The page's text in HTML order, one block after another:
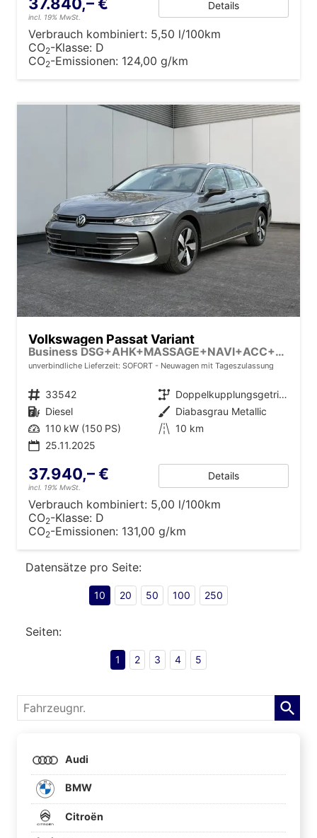
incl. 19% MwSt.
Details
Verbrauch kombiniert: 5,50 l/100km
CO2-Klasse: D
CO2-Emissionen: 124,00 g/km
Volkswagen Passat Variant
Business DSG+AHK+MASSAGE+NAVI+ACC+KAMERA+LED+17" ALU
unverbindliche Lieferzeit: SOFORT Neuwagen mit Tageszulassung
Fahrzeugnr. 33542 Getriebe
Doppelkupplungsgetriebe (DSG)
Kraftstoff Diesel Außenfarbe Diabasgrau Metallic
Leistung 110 kW (150 PS) Kilometerstand 10 km
25.11.2025
37.940,– €
incl. 19% MwSt.
Details
Verbrauch kombiniert: 5,00 l/100km
CO2-Klasse: D
CO2-Emissionen: 131,00 g/km
Datensätze pro Seite:
10 20 50 100 250
Seiten:
1 2 3 4 5
Fahrzeugnr.
Audi
BMW
Citroën